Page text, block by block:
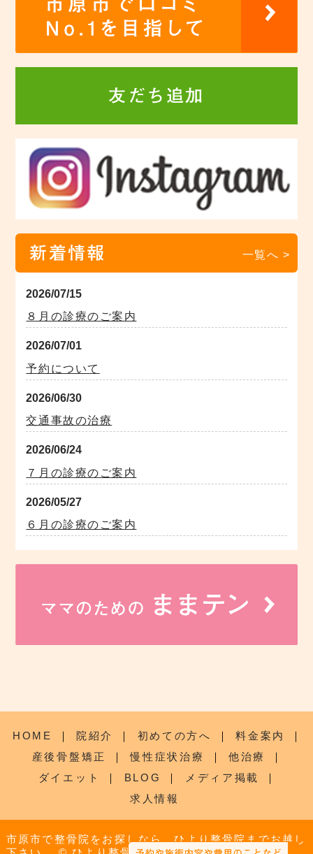
友だち追加
新着情報 一覧へ >
2026/07/15
８月の診療のご案内
2026/07/01
予約について
2026/06/30
交通事故の治療
2026/06/24
７月の診療のご案内
2026/05/27
６月の診療のご案内
HOME ｜ 院紹介 ｜ 初めての方へ ｜ 料金案内
｜
産後骨盤矯正
｜ 慢性症状治療 ｜ 他治療
｜
ダイエット
｜ BLOG ｜ メディア掲載
｜
求人情報
市原市で整骨院をお探しなら、ひより整骨院までお越し